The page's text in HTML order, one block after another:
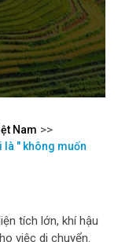
Nam >>
là " không muốn
tích lớn, khí hậu
việc di chuyển.